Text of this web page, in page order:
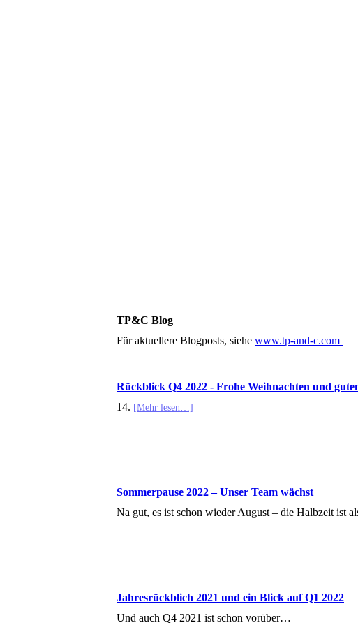
TP&C Blog
Für aktuellere Blogposts, siehe www.tp-and-c.com
Rückblick Q4 2022 - Frohe Weihnachten und
14. [Mehr lesen…]
Sommerpause 2022 – Unser Team wächst
Na gut, es ist schon wieder August – die Halbzeit ist
Jahresrückblich 2021 und ein Blick auf Q1 2022
Und auch Q4 2021 ist schon vorüber…